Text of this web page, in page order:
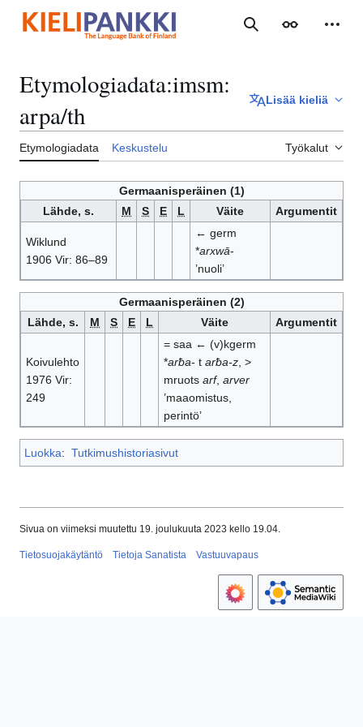
sisältöön
Haku Ulkoasu
Etymologiadata:imsm:
arpa/th
Lisää kieliä
Etymologiadata Keskustelu Työkalut
Germaanisperäinen (1)
Lähde, s.
M S E L Väite Argumentit
Wiklund
1906 Vir: 86–89
← germ
*arxwā-
’nuoli’
Germaanisperäinen (2)
Lähde, s.
M S E L Väite Argumentit
Koivulehto
1976 Vir:
249
= saa ← (v)kgerm
*arƀa- t arƀa-z, >
mruots arf, arver
’maaomistus,
perintö’
Luokka: Tutkimushistoriasivut
Sivua on viimeksi muutettu 19. joulukuuta 2023 kello 19.04.
Tietosuojakäytäntö Tietoja Sanatista Vastuuvapaus